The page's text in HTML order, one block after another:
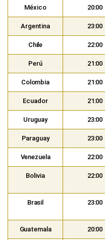
México 20:00
Argentina 23:00
Chile 22:00
Perú 21:00
Colombia 21:00
Ecuador 21:00
Uruguay 23:00
Paraguay 23:00
Venezuela 22:00
Bolivia 22:00
Brasil 23:00
Guatemala 20:00